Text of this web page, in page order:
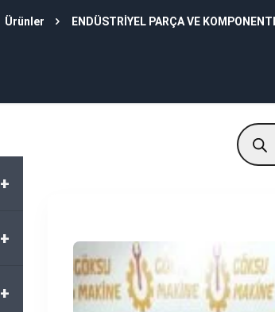
Ürünler ENDÜSTRİYEL PARÇA VE
search
+
+
+